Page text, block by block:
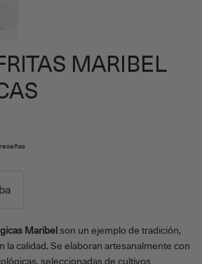
MARIBEL
Maribel son un ejemplo de tradición,
la calidad. Se elaboran artesanalmente con
seleccionadas de cultivos